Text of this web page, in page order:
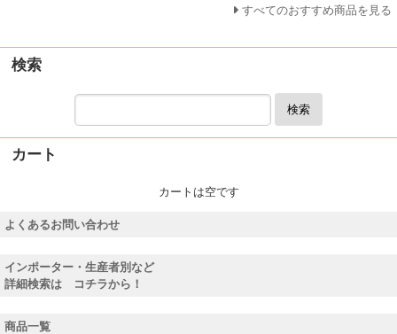
すべてのおすすめ商品を見る
検索
検索
カート
カートは空です
よくあるお問い合わせ
インポーター・生産者別など
詳細検索は コチラから！
商品一覧